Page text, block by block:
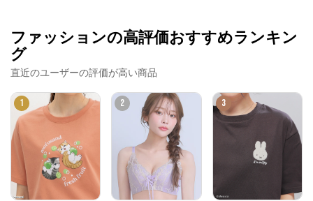
ファッションの高評価おすすめランキン
グ
直近のユーザーの評価が高い商品
1 2 3